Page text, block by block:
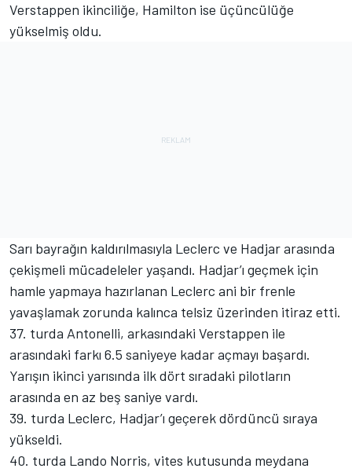
Verstappen ikinciliğe, Hamilton ise üçüncülüğe
yükselmiş oldu.
Sarı bayrağın kaldırılmasıyla Leclerc ve Hadjar arasında
çekişmeli mücadeleler yaşandı. Hadjar’ı geçmek için
hamle yapmaya hazırlanan Leclerc ani bir frenle
yavaşlamak zorunda kalınca telsiz üzerinden itiraz etti.
37. turda Antonelli, arkasındaki Verstappen ile
arasındaki farkı 6.5 saniyeye kadar açmayı başardı.
Yarışın ikinci yarısında ilk dört sıradaki pilotların
arasında en az beş saniye vardı.
39. turda Leclerc, Hadjar’ı geçerek dördüncü sıraya
yükseldi.
40. turda Lando Norris, vites kutusunda meydana